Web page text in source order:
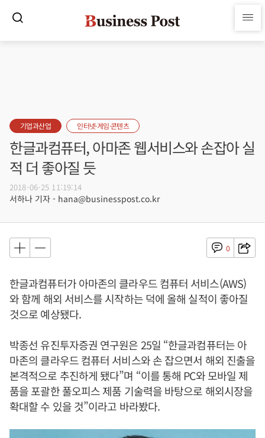
기업과산업 인터넷·게임·콘텐츠
한글과컴퓨터, 아마존 웹서비스와 손잡아 실
적 더 좋아질 듯
2018-06-25 11:19:14
서하나 기자 - hana@businesspost.co.kr
0
한글과컴퓨터가 아마존의 클라우드 컴퓨터 서비스(AWS)
와 함께 해외 서비스를 시작하는 덕에 올해 실적이 좋아질
것으로 예상됐다.
박종선 유진투자증권 연구원은 25일 “한글과컴퓨터는 아
마존의 클라우드 컴퓨터 서비스와 손 잡으면서 해외 진출을
본격적으로 추진하게 됐다”며 “이를 통해 PC와 모바일 제
품을 포괄한 풀오피스 제품 기술력을 바탕으로 해외시장을
확대할 수 있을 것”이라고 바라봤다.